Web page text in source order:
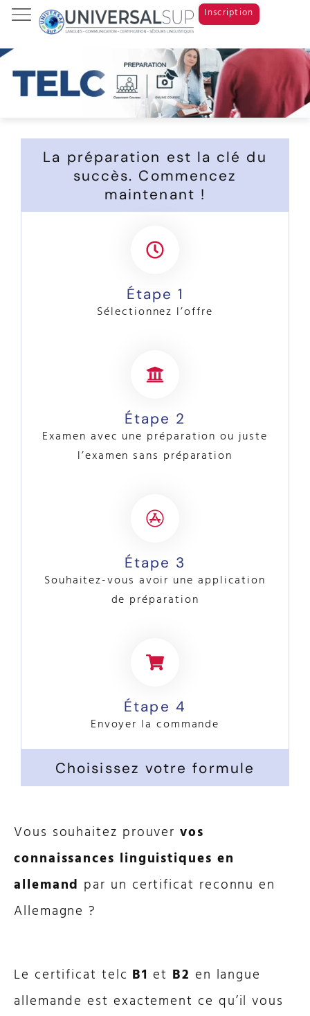
Inscription
La préparation est la clé du
succès. Commencez
maintenant !
Étape 1
Sélectionnez l’offre
Étape 2
Examen avec une préparation ou juste
l’examen sans préparation
Étape 3
Souhaitez-vous avoir une application
de préparation
Étape 4
Envoyer la commande
Choisissez votre formule
Vous souhaitez prouvervos
connaissances linguistiques en
allemand par un certificat reconnu en
Allemagne ?
Le certificat telc B1 et B2 en langue
allemande est exactement ce qu’il vous